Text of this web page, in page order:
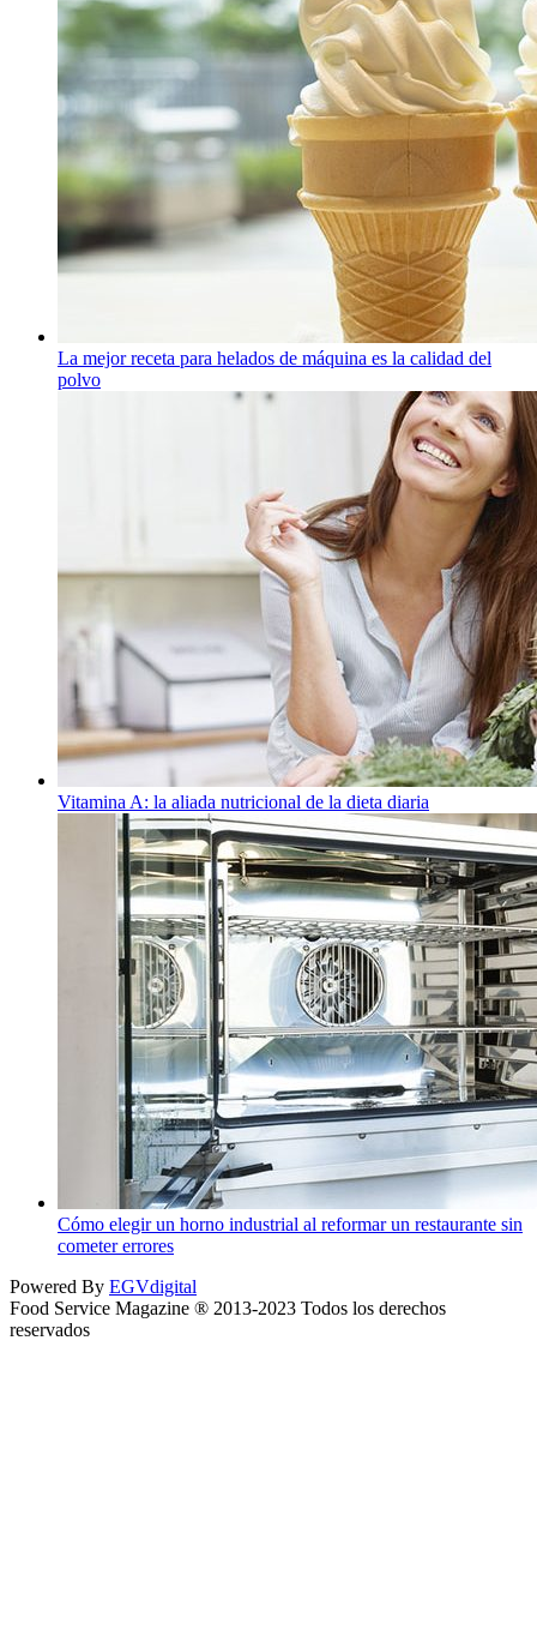
La mejor receta para helados de máquina es la calidad del
polvo
Vitamina A: la aliada nutricional de la dieta diaria
Cómo elegir un horno industrial al reformar un restaurante sin
cometer errores
Powered By EGVdigital
Food Service Magazine ® 2013-2023 Todos los derechos
reservados